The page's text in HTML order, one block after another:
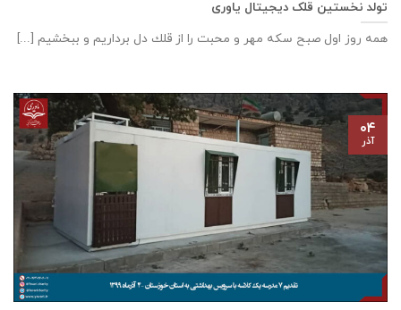
تولد نخستین قلک دیجیتال یاوری
همه روز اول صبح سكه مهر و محبت را از قلك دل برداريم و ببخشيم [...]
۰۴
آذر